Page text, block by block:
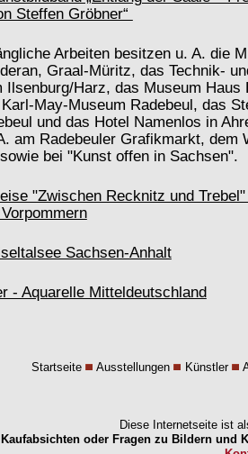
Steffen Gröbner“
Arbeiten besitzen u. A. die
Graal-Müritz, das Technik-
Ilsenburg/Harz, das Museum Haus
May-Museum Radebeul, das
und das Hotel Namenlos in
am Radebeuler Grafikmarkt, dem
bei "Kunst offen in Sachsen".
"Zwischen Recknitz und
Sachsen-Anhalt
- Aquarelle Mitteldeutschland
Startseite Ausstellungen Künstler
Diese Internetseite ist
Kaufabsichten oder Fragen zu Bildern